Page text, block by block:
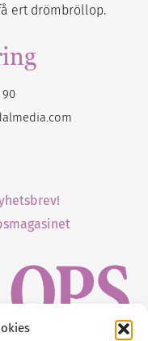
ert drömbröllop.
90